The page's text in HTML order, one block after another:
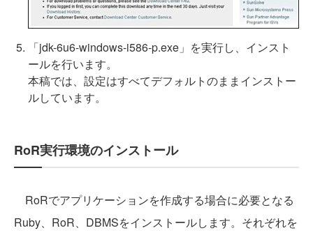
「jdk-6u6-windows-i586-p.exe」を実行し、インスト
ールを行います。
本稿では、設定はすべてデフォルトのままインストー
ルしています。
RoR実行環境のインストール
RoRでアプリケーションを作成する場合に必要となる
Ruby、RoR、DBMSをインストールします。それぞれを